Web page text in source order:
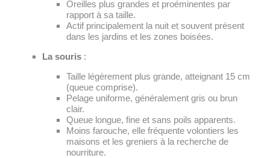
Oreilles plus grandes et proéminentes par
rapport à sa taille.
Actif principalement la nuit et souvent présent
dans les jardins et les zones boisées.
La souris :
Taille légèrement plus grande, atteignant 15 cm
(queue comprise).
Pelage uniforme, généralement gris ou brun
clair.
Queue longue, fine et sans poils apparents.
Moins farouche, elle fréquente volontiers les
maisons et les greniers à la recherche de
nourriture.